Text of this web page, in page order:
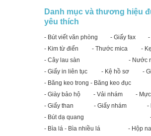
Danh mục và thương hiệu
yêu thích
- Bút viết văn phòng - Giấy fax
-
- Kim từ điển
- Thước mica
-
- Cây lau sàn
- Nước
- Giấy in liên tục
- Kệ hồ sơ
-
- Băng keo trong - Băng keo đục
- Giày bảo hộ
- Vải nhám
-
- Giấy than
- Giấy nhám
-
- Bút dạ quang
- Bìa lá - Bìa nhiều lá
- Hộp